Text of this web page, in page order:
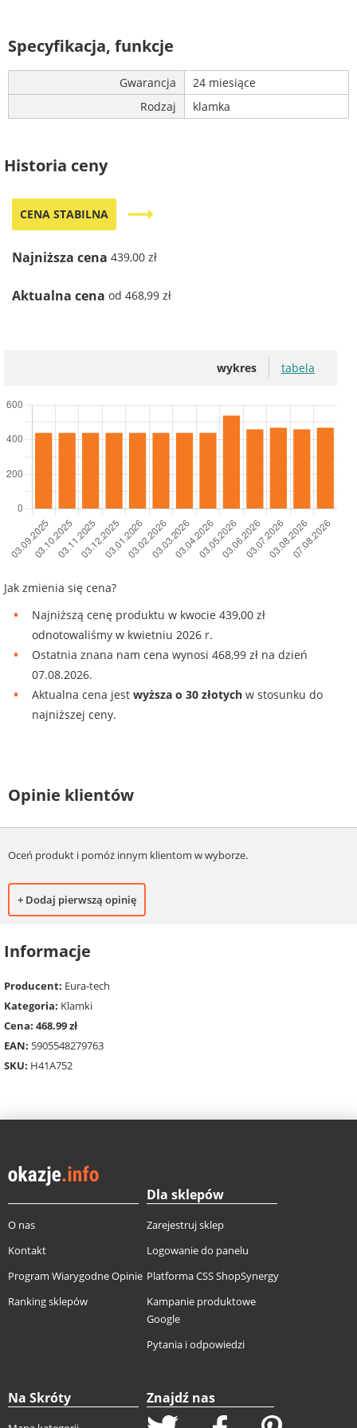
Specyfikacja, funkcje
Gwarancja
24 miesiące
Rodzaj
klamka
Historia ceny
CENA STABILNA trending_flat
Najniższa cena 439,00 zł
Aktualna cena od 468,99 zł
wykres tabela
Jak zmienia się cena?
Najniższą cenę produktu w kwocie 439,00 zł
odnotowaliśmy w kwietniu 2026 r.
Ostatnia znana nam cena wynosi 468,99 zł na dzień
07.08.2026.
Aktualna cena jest wyższa o 30 złotych w stosunku do
najniższej ceny.
Opinie klientów
Oceń produkt i pomóż innym klientom w wyborze.
+ Dodaj pierwszą opinię
Informacje
Producent: Eura-tech
Kategoria: Klamki
Cena: 468.99 zł
EAN: 5905548279763
SKU: H41A752
O nas
Kontakt
Program Wiarygodne Opinie
Ranking sklepów
Dla sklepów
Zarejestruj sklep
Logowanie do panelu
Platforma CSS ShopSynergy
Kampanie produktowe
Google
Pytania i odpowiedzi
Na Skróty Znajdź nas